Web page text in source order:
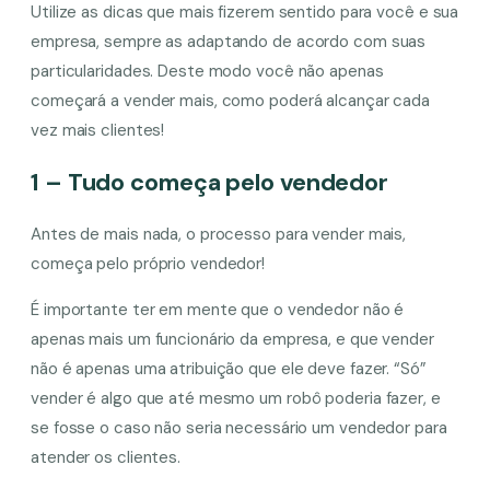
Utilize as dicas que mais fizerem sentido para você e sua
empresa, sempre as adaptando de acordo com suas
particularidades. Deste modo você não apenas
começará a vender mais, como poderá alcançar cada
vez mais clientes!
1 – Tudo começa pelo vendedor
Antes de mais nada, o processo para vender mais,
começa pelo próprio vendedor!
É importante ter em mente que o vendedor não é
apenas mais um funcionário da empresa, e que vender
não é apenas uma atribuição que ele deve fazer. “Só”
vender é algo que até mesmo um robô poderia fazer, e
se fosse o caso não seria necessário um vendedor para
atender os clientes.